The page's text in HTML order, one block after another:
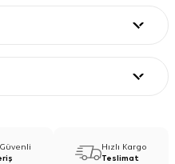
Hızlı Kargo
Teslimat